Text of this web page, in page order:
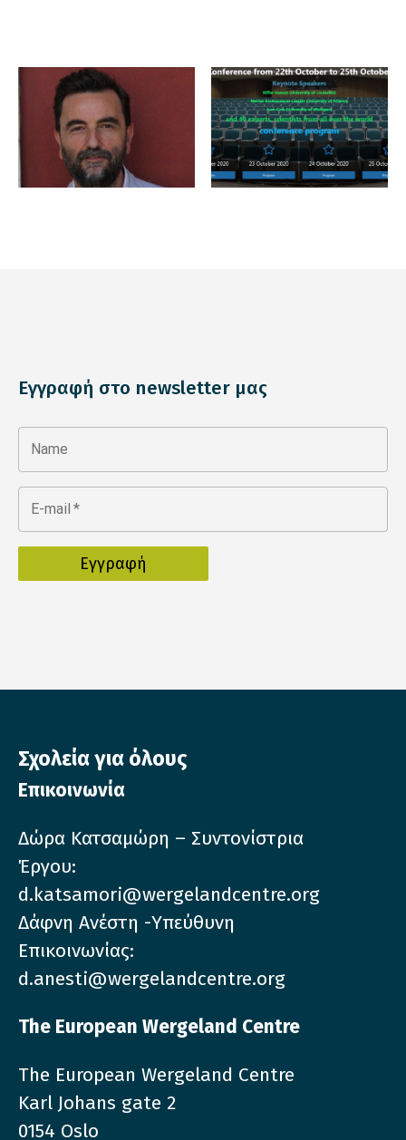
Εγγραφή στο newsletter μας
Name
E-mail *
Σχολεία για όλους
Επικοινωνία
Δώρα Κατσαμώρη – Συντονίστρια
Έργου:
d.katsamori@wergelandcentre.org
Δάφνη Ανέστη -Υπεύθυνη
Επικοινωνίας:
d.anesti@wergelandcentre.org
The European Wergeland Centre
The European Wergeland Centre
Karl Johans gate 2
0154 Oslo